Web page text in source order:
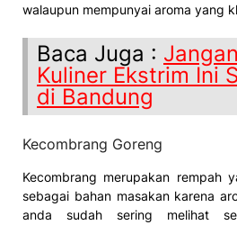
walaupun mempunyai aroma yang
Baca Juga :
Kuliner Ekstrim Ini
di Bandung
Kecombrang Goreng
Kecombrang merupakan rempah
sebagai bahan masakan karena
anda sudah sering melihat